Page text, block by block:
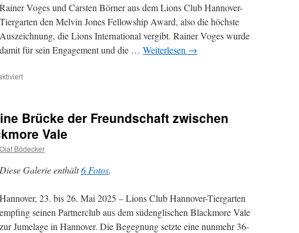
Rainer Voges und Carsten Börner aus dem Lions Club Hannover-
Tiergarten den Melvin Jones Fellowship Award, also die höchste
Auszeichnung, die Lions International vergibt. Rainer Voges wurde
damit für sein Engagement und die … Weiterlesen →
für
Carsten
Börner
erhalten
Melvin
Fellowship
Brücke der Freundschaft zwischen
Vale
Olaf Bödecker
Diese Galerie enthält6 Fotos.
Hannover, 23. bis 26. Mai 2025 – Lions Club Hannover-Tiergarten
empfing seinen Partnerclub aus dem südenglischen Blackmore Vale
zur Jumelage in Hannover. Die Begegnung setzte eine nunmehr 36-